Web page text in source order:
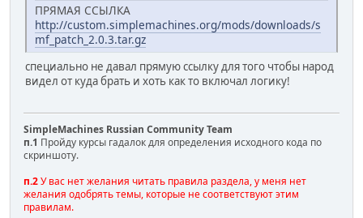
ПРЯМАЯ ССЫЛКА
http://custom.simplemachines.org/mods/downloads/s
mf_patch_2.0.3.tar.gz
специально не давал прямую ссылку для того чтобы народ
видел от куда брать и хоть как то включал логику!
SimpleMachines Russian Community Team
п.1 Пройду курсы гадалок для определения исходного кода по
скриншоту.
п.2У вас нет желания читать правила раздела, у меня нет
желания одобрять темы, которые не соответствуют этим
правилам.